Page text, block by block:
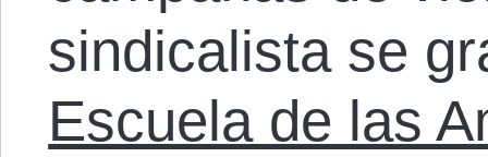
sindicalista se
Escuela de las